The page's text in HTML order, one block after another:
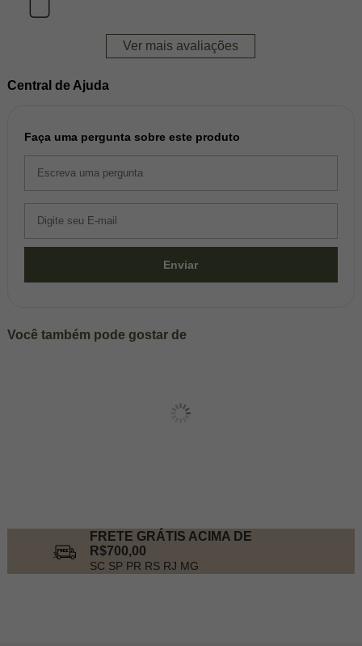
Ver mais avaliações
Central de Ajuda
Faça uma pergunta sobre este produto
Enviar
Você também pode gostar de
FRETE GRÁTIS ACIMA DE
R$700,00
SC SP PR RS RJ MG